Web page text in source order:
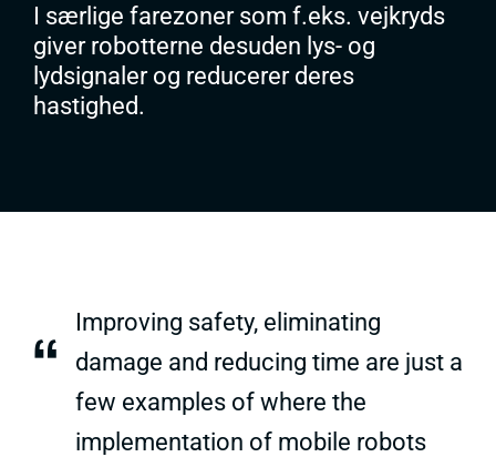
I særlige farezoner som f.eks. vejkryds
giver robotterne desuden lys- og
lydsignaler og reducerer deres
hastighed.
“
Improving safety, eliminating
damage and reducing time are just a
few examples of where the
implementation of mobile robots